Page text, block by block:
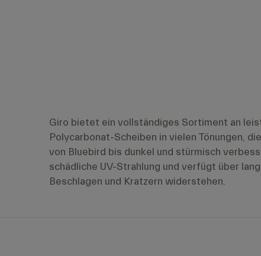
Giro bietet ein vollständiges Sortiment an
Polycarbonat-Scheiben in vielen Tönungen,
von Bluebird bis dunkel und stürmisch
schädliche UV-Strahlung und verfügt über
Beschlagen und Kratzern widerstehen.